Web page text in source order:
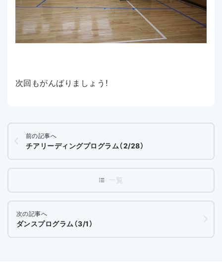
次回もがんばりましょう！
前の記事へ
チアリーディングプログラム（2/28）
次の記事へ
ダンスプログラム（3/1）